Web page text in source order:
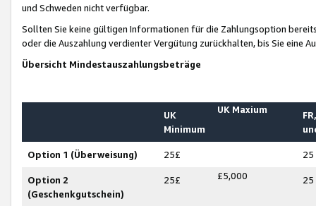
und Schweden nicht verfügbar.
Sollten Sie keine gültigen Informationen für die Zahlungsoption
oder die Auszahlung verdienter Vergütung zurückhalten, bis Sie
Übersicht Mindestauszahlungsbeträge
UK
Minimum
UK Maxium
Option 1 (Überweisung) 25£ 25
Option 2
(Geschenkgutschein)
25£ £5,000 25